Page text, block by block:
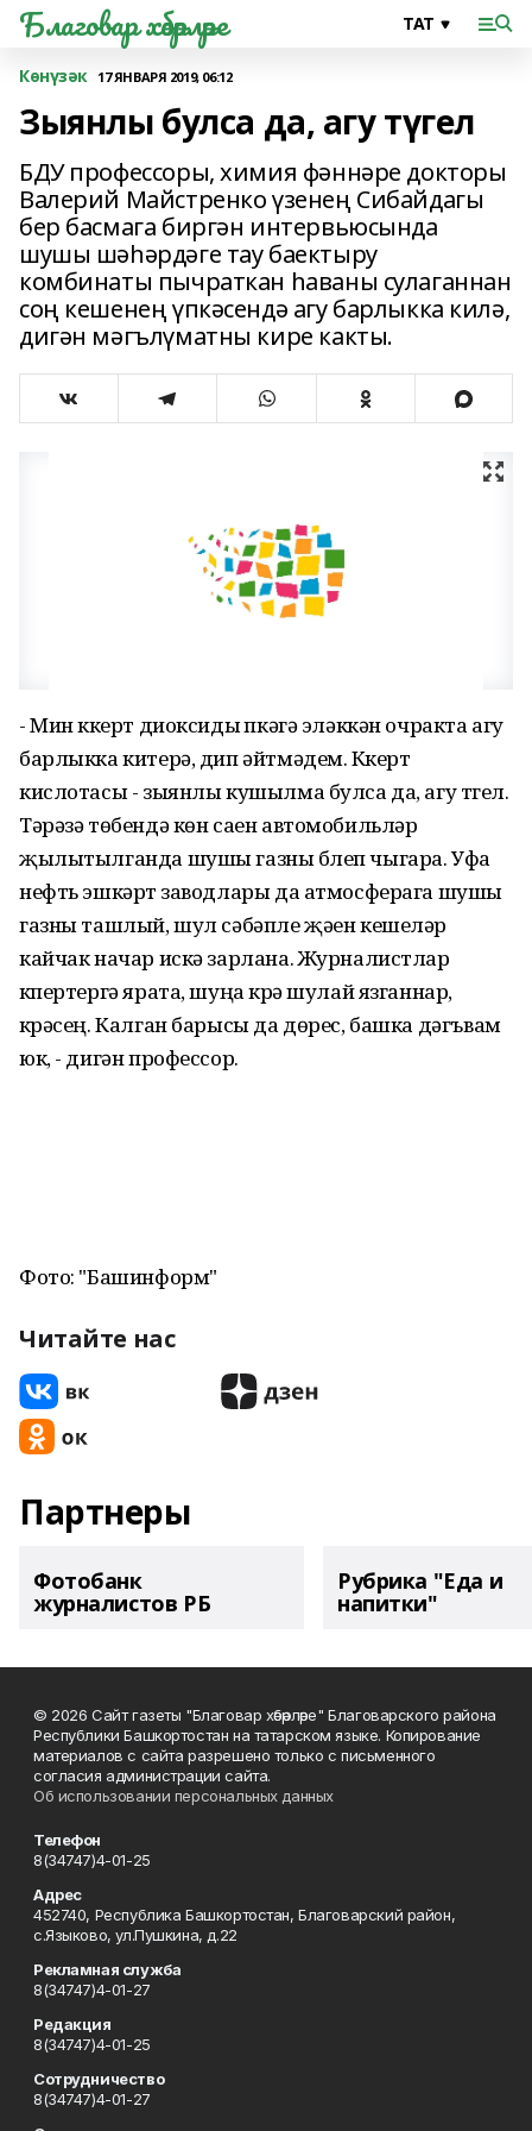
Благовар хәбәрләре
Көнүзәк 17 ЯНВАРЯ 2019, 06:12
Зыянлы булса да, агу түгел
БДУ профессоры, химия фәннәре докторы
Валерий Майстренко үзенең Сибайдагы
бер басмага биргән интервьюсында
шушы шәһәрдәге тау баектыру
комбинаты пычраткан һаваны сулаганнан
соң кешенең үпкәсендә агу барлыкка килә,
дигән мәгълүматны кире какты.
- Мин күкерт диоксиды үпкәгә эләккән очракта агу
барлыкка китерә, дип әйтмәдем. Күкерт
кислотасы - зыянлы кушылма булса да, агу түгел.
Тәрәзә төбендә көн саен автомобильләр
җылытылганда шушы газны бүлеп чыгара. Уфа
нефть эшкәртү заводлары да атмосферага шушы
газны ташлый, шул сәбәпле җәен кешеләр
кайчак начар искә зарлана. Журналистлар
күпертергә ярата, шуңа күрә шулай язганнар,
күрәсең. Калган барысы да дөрес, башка дәгъвам
юк, - дигән профессор.
Фото: "Башинформ"
Читайте нас
Партнеры
Фотобанк
журналистов РБ
Рубрика "Еда и
напитки"
© 2026 Сайт газеты "Благовар хәбәрләре" Благоварского района
Республики Башкортостан на татарском языке. Копирование
материалов с сайта разрешено только с письменного
согласия администрации сайта.
Об использовании персональных данных
Телефон
8(34747)4-01-25
Адрес
452740, Республика Башкортостан, Благоварский район,
с.Языково, ул.Пушкина, д.22
Рекламная служба
8(34747)4-01-27
Редакция
8(34747)4-01-25
Сотрудничество
8(34747)4-01-27